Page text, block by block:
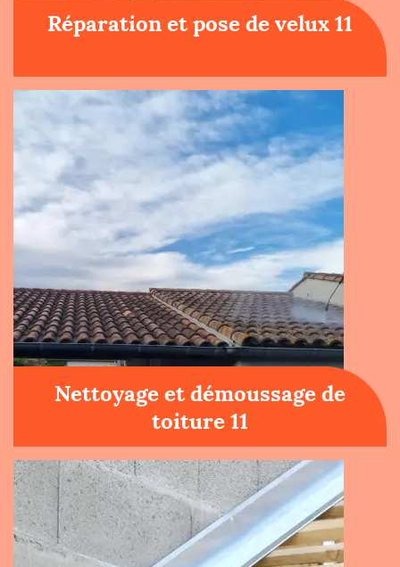
Réparation et pose de velux 11
Nettoyage et démoussage de
toiture 11